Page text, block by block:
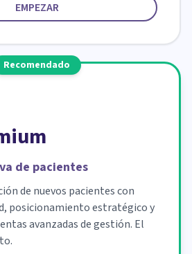
EMPEZAR
Recomendado
de pacientes
de nuevos pacientes con
posicionamiento estratégico y
avanzadas de gestión. El